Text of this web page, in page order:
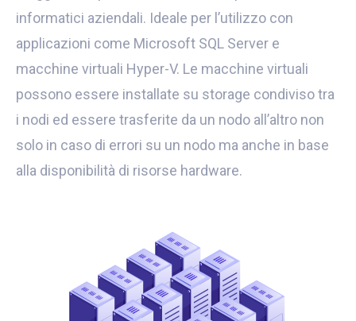
informatici aziendali. Ideale per l’utilizzo con
applicazioni come Microsoft SQL Server e
macchine virtuali Hyper-V. Le macchine virtuali
possono essere installate su storage condiviso tra
i nodi ed essere trasferite da un nodo all’altro non
solo in caso di errori su un nodo ma anche in base
alla disponibilità di risorse hardware.